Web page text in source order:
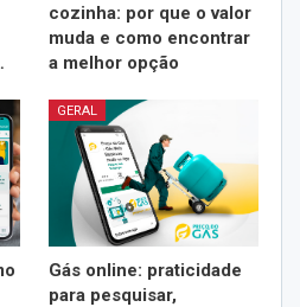
cozinha: por que o valor
muda e como encontrar
a melhor opção
GERAL
Gás online: praticidade
para pesquisar,